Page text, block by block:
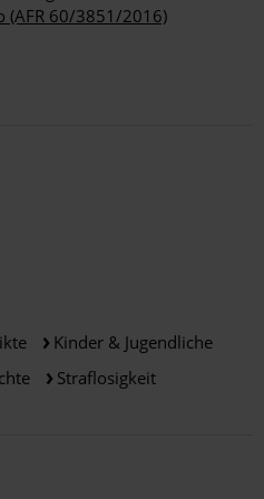
(AFR 60/3851/2016)
Kinder & Jugendliche
Straflosigkeit